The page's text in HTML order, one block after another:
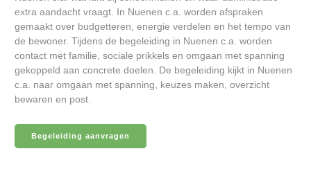
extra aandacht vraagt. In Nuenen c.a. worden afspraken
gemaakt over budgetteren, energie verdelen en het tempo van
de bewoner. Tijdens de begeleiding in Nuenen c.a. worden
contact met familie, sociale prikkels en omgaan met spanning
gekoppeld aan concrete doelen. De begeleiding kijkt in Nuenen
c.a. naar omgaan met spanning, keuzes maken, overzicht
bewaren en post.
Begeleiding aanvragen